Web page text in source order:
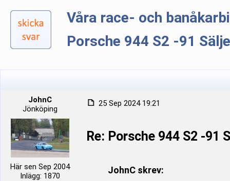
Våra race- och
Porsche 944 S2 -91
JohnC
Jönköping
Här sen Sep 2004
Inlägg: 1870
25 Sep 2024 19:21
Re: Porsche 944 S2 -91
JohnC skrev: